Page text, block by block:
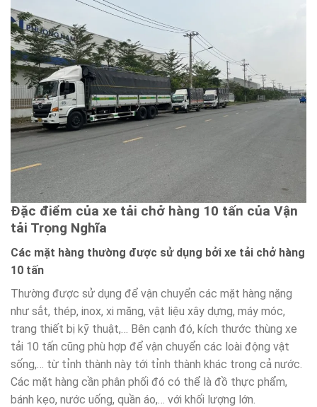
Đặc điểm của xe tải chở hàng 10 tấn của Vận
tải Trọng Nghĩa
Các mặt hàng thường được sử dụng bởi xe tải chở hàng
10 tấn
Thường được sử dụng để vận chuyển các mặt hàng nặng
như sắt, thép, inox, xi măng, vật liệu xây dựng, máy móc,
trang thiết bị kỹ thuật,… Bên cạnh đó, kích thước thùng xe
tải 10 tấn cũng phù hợp để vận chuyển các loài động vật
sống,… từ tỉnh thành này tới tỉnh thành khác trong cả nước.
Các mặt hàng cần phân phối đó có thể là đồ thực phẩm,
bánh kẹo, nước uống, quần áo,… với khối lượng lớn.